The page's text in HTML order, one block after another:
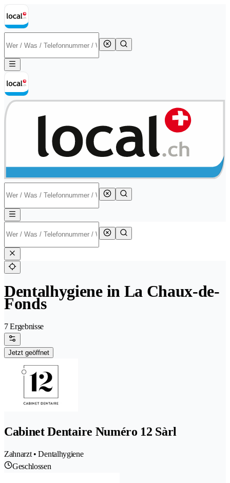
Dentalhygiene in La Chaux-de-
Fonds
7 Ergebnisse
Jetzt geöffnet
Cabinet Dentaire Numéro 12 Sàrl
Zahnarzt • Dentalhygiene
Geschlossen